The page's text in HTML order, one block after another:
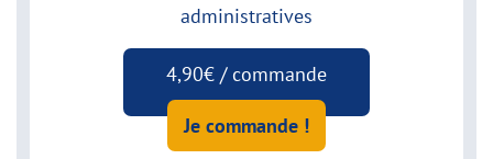
administratives
4,90€ / commande
Je commande !